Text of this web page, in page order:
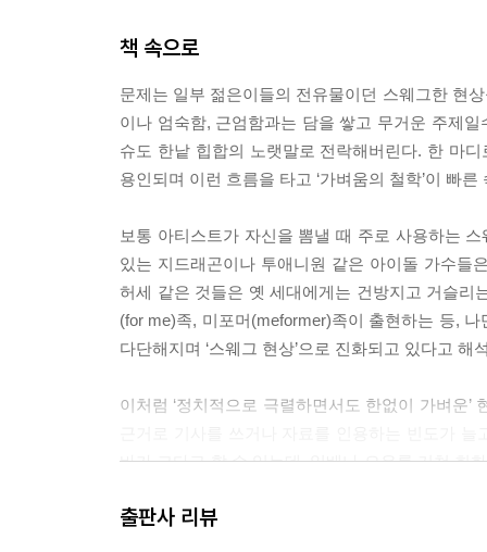
책 속으로
문제는 일부 젊은이들의 전유물이던 스웨그한 현
이나 엄숙함, 근엄함과는 담을 쌓고 무거운 주제
슈도 한낱 힙합의 노랫말로 전락해버린다. 한 마
용인되며 이런 흐름을 타고 ‘가벼움의 철학’이 빠
보통 아티스트가 자신을 뽐낼 때 주로 사용하는
있는 지드래곤이나 투애니원 같은 아이돌 가수들
허세 같은 것들은 옛 세대에게는 건방지고 거슬리
(for me)족, 미포머(meformer)족이 출현하는 등,
다단해지며 ‘스웨그 현상’으로 진화되고 있다고 해
이처럼 ‘정치적으로 극렬하면서도 한없이 가벼운
바가 크다고 할 수 있는데, 일베나 오유를 거쳐 희
로 만들어 버리는 현상이 위험수위를 넘나들고 있
출판사 리뷰